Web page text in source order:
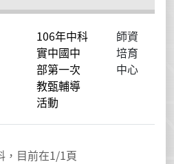
106年中科
實中國中
部第一次
教甄輔導
活動
師資
培育
中心
，目前在1/1頁